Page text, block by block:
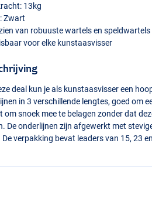
13kg
Zwart
van robuuste wartels en speldwartels
voor elke kunstaasvisser
deal kun je als kunstaasvisser een
in 3 verschillende lengtes, goed om
om snoek mee te belagen zonder dat
De onderlijnen zijn afgewerkt met
verpakking bevat leaders van 15, 23